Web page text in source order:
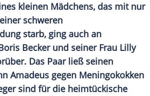
kleinen Mädchens, das mit nur
schweren
starb, ging auch an
Becker und seiner Frau Lilly
Das Paar ließ seinen
Amadeus gegen Meningokokken
sind für die heimtückische